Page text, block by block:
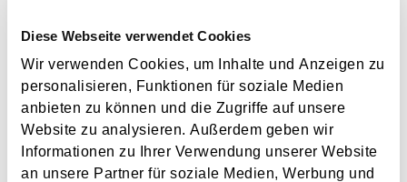
Diese Webseite verwendet Cookies
Wir verwenden Cookies, um Inhalte und Anzeigen zu
personalisieren, Funktionen für soziale Medien
anbieten zu können und die Zugriffe auf unsere
Website zu analysieren. Außerdem geben wir
Informationen zu Ihrer Verwendung unserer Website
an unsere Partner für soziale Medien, Werbung und
Richtlinie "Vorschriften zur...
Langtext
empfehlen drucken
Erwartete steuerliche Änderungen durch das neue
Regierungsprogramm
Januar 2018